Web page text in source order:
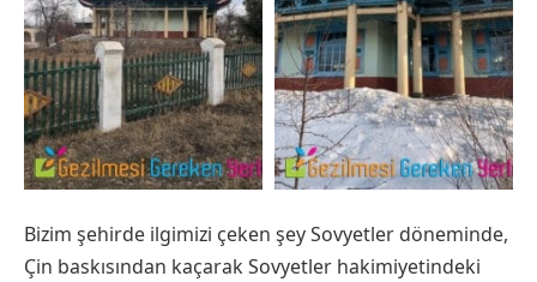
Bizim şehirde ilgimizi çeken şey Sovyetler döneminde,
Çin baskısından kaçarak Sovyetler hakimiyetindeki